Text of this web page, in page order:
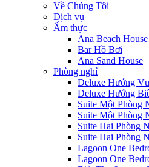
Về Chúng Tôi
Dịch vụ
Ẩm thực
Ana Beach House
Bar Hồ Bơi
Ana Sand House
Phòng nghỉ
Deluxe Hướng
Deluxe Hướng
Suite Một Phòng
Suite Một Phòng
Suite Hai Phòng
Suite Hai Phòng
Lagoon One
Lagoon One